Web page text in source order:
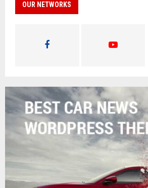
OUR NETWORKS